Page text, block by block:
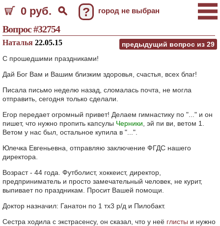
0 руб. ? город не выбран
Вопрос #32754
предыдущий вопрос из 29
Наталья 22.05.15
С прошедшими праздниками!
Дай Бог Вам и Вашим близким здоровья, счастья, всех благ!
Писала письмо неделю назад, сломалась почта, не могла
отправить, сегодня только сделали.
Егор передает огромный привет! Делаем гимнастику по "..." и он
пишет, что нужно пропить капсулы Черники , эй пи ви, ветом 1.
Ветом у нас был, остальное купила в "...".
Юлечка Евгеньевна, отправляю заключение ФГДС нашего
директора.
Возраст - 44 года. Футболист, хоккеист, директор,
предприниматель и просто замечательный человек, не курит,
выпивает по праздникам. Просит Вашей помощи.
Доктор назначил: Ганатон по 1 тх3 р/д и Пилобакт.
Сестра ходила с экстрасенсу, он сказал, что у неё глисты и нужно